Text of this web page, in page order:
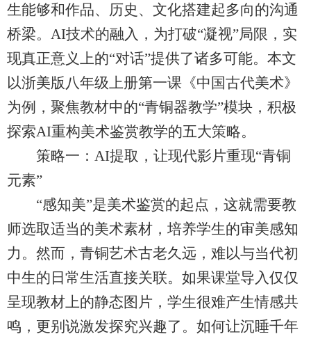
生能够和作品、历史、文化搭建起多向的沟通
桥梁。AI技术的融入，为打破“凝视”局限，实
现真正意义上的“对话”提供了诸多可能。本文
以浙美版八年级上册第一课《中国古代美术》
为例，聚焦教材中的“青铜器教学”模块，积极
探索AI重构美术鉴赏教学的五大策略。
策略一：AI提取，让现代影片重现“青铜
元素”
“感知美”是美术鉴赏的起点，这就需要教
师选取适当的美术素材，培养学生的审美感知
力。然而，青铜艺术古老久远，难以与当代初
中生的日常生活直接关联。如果课堂导入仅仅
呈现教材上的静态图片，学生很难产生情感共
鸣，更别说激发探究兴趣了。如何让沉睡千年